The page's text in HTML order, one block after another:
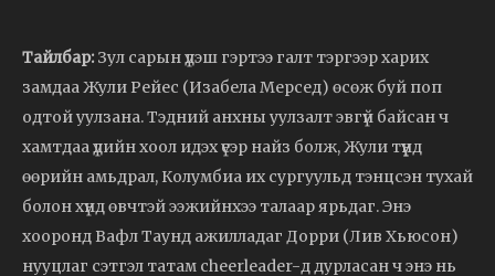
Тайлбар: Зул сарын үдэш гэртээ галт тэргээр харих
замдаа Жули Рейес (Изабела Мерсед) өсөж буй поп
одтой уулзана. Тэдний анхны уулзалт эвгүй байсан ч
хамтдаа үдийн хоол идэх үеэр найз болж, Жули түүнд
өөрийн амьдрал, Колумбиа их сургуульд тэнцсэн тухай
болон хүнд өвчтэй ээжийнхээ талаар ярьдаг. Энэ
хооронд Вафл Таунд ажилладаг Дорри (Лив Хьюсон)
нууцлаг сэтгэл татам cheerleader-д дурласан ч энэ нь